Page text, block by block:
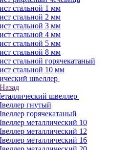
стальной 1 мм
стальной 2 мм
стальной 3 мм
стальной 4 мм
стальной 5 мм
стальной 8 мм
стальной горячекатаный
стальной 10 мм
швеллер
Назад
швеллер
гнутый
горячекатаный
металлический 10
металлический 12
металлический 16